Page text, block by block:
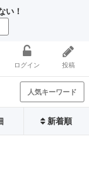
い！
ログイン 投稿
人気キーワード
新着順